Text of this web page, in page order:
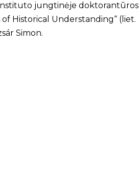
instituto jungtinėje doktorantūros
Historical Understanding“ (liet.
Simon.